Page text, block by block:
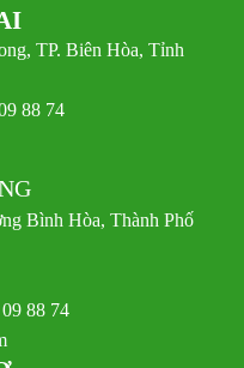
TP. Biên Hòa, Tỉnh
88 74
Bình Hòa, Thành Phố
88 74